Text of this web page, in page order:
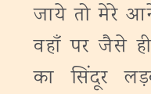
जाये तो मेरे
वहाँ पर जैसे
का सिंदूर